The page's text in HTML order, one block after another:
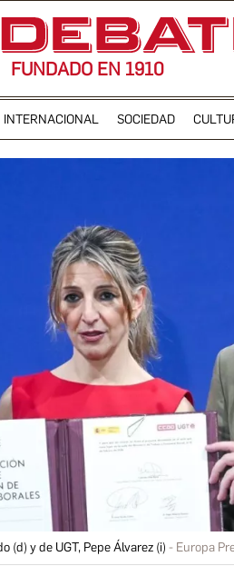
FUNDADO EN 1910
INTERNACIONAL SOCIEDAD
(d) y de UGT, Pepe Álvarez (i) Europa